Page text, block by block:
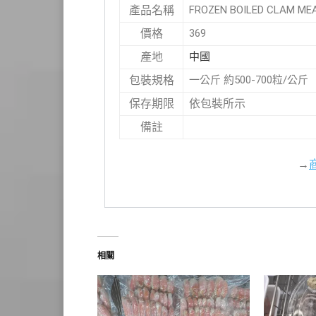
產品名稱 FROZEN BOILED CLAM
價格 369
產地 中國
包裝規格 一公斤 約500-700粒/公斤
保存期限 依包裝所示
備註
→
相關